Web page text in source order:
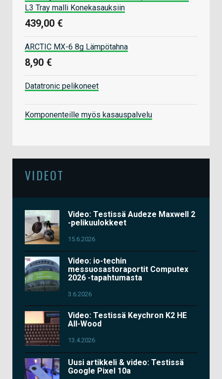
L3 Tray malli Konekasauksiin
439,00 €
ARCTIC MX-6 8g Lämpötahna
8,90 €
Datatronic pelikoneet
Komponenteille myös kasauspalvelu
VIDEOT
Video: Testissä Audeze Maxwell 2
-pelikuulokkeet
15.6.2026
Video: io-techin
messuosastoraportit Computex
2026 -tapahtumasta
3.6.2026
Video: Testissä Keychron K2 HE
All-Wood
13.4.2026
Uusi artikkeli & video: Testissä
Google Pixel 10a